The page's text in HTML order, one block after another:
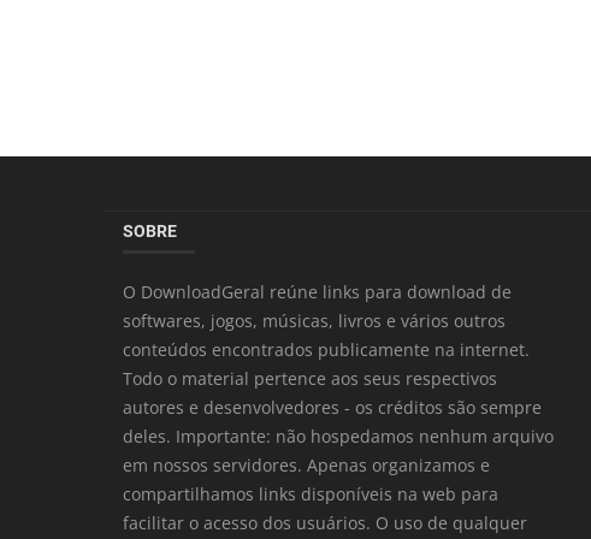
SOBRE
O DownloadGeral reúne links para download de
softwares, jogos, músicas, livros e vários outros
conteúdos encontrados publicamente na internet.
Todo o material pertence aos seus respectivos
autores e desenvolvedores - os créditos são sempre
deles. Importante: não hospedamos nenhum arquivo
em nossos servidores. Apenas organizamos e
compartilhamos links disponíveis na web para
facilitar o acesso dos usuários. O uso de qualquer